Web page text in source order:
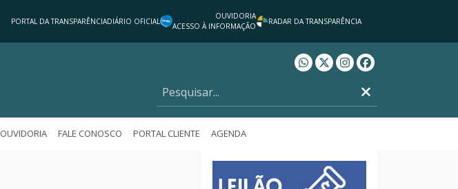
PORTAL DA TRANSPARÊNCIADIÁRIO OFICIAL
OUVIDORIA
ACESSO À INFORMAÇÃO
RADAR DA TRANSPARÊNCIA
Whatsapp AFEAM
Twitter AFEAM
Instagram AFEAM
Facebook AFEAM
OUVIDORIA FALE CONOSCO PORTAL CLIENTE AGENDA